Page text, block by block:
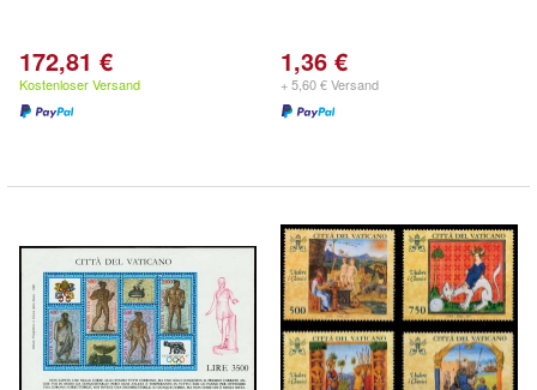
172,81 €
Kostenloser Versand
1,36 €
+ 5,60 € Versand